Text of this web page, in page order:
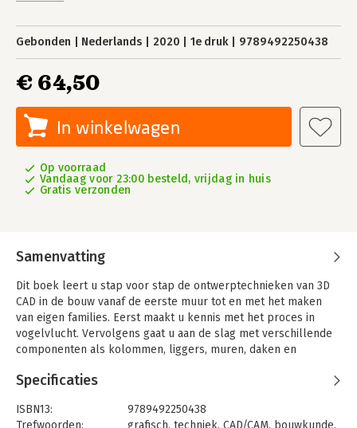
Gebonden Nederlands 2020 1e druk 9789492250438
€ 64,50
In winkelwagen
Op voorraad
Vandaag voor 23:00 besteld, vrijdag in huis
Gratis verzonden
Samenvatting
Dit boek leert u stap voor stap de ontwerptechnieken van 3D
CAD in de bouw vanaf de eerste muur tot en met het maken
van eigen families. Eerst maakt u kennis met het proces in
vogelvlucht. Vervolgens gaat u aan de slag met verschillende
componenten als kolommen, liggers, muren, daken en
Daarna komt BIM aan bod met ruimtes, samenwerken, BIM
basis ILS en het NL-SfB-afsprakenstelsel. De hoofdstukken
over installatietechniek zijn in dit boek flink uitgebreid. Alle
Specificaties
ISBN13:
9789492250438
Trefwoorden:
grafisch, techniek, CAD/CAM, bouwkunde,